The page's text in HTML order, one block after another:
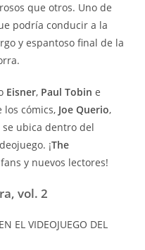
que otros. Uno de
podría conducir a la
y espantoso final de la
Eisner, Paul Tobin e
cómics, Joe Querio,
ubica dentro del
¡The
y nuevos lectores!
vol. 2
EL VIDEOJUEGO DEL